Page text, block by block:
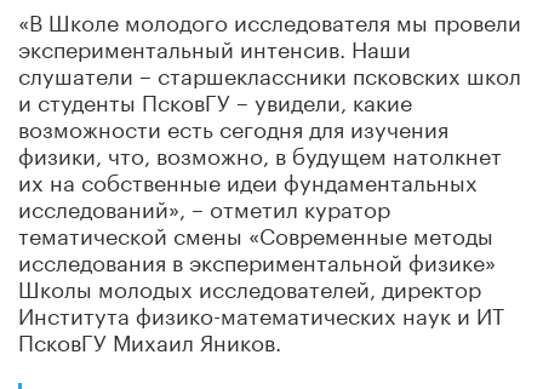
«В Школе молодого исследователя мы провели
экспериментальный интенсив. Наши
слушатели – старшеклассники псковских школ
и студенты ПсковГУ – увидели, какие
возможности есть сегодня для изучения
физики, что, возможно, в будущем натолкнет
их на собственные идеи фундаментальных
исследований», – отметил куратор
тематической смены «Современные методы
исследования в экспериментальной физике»
Школы молодых исследователей, директор
Института физико-математических наук и ИТ
ПсковГУ Михаил Яников.